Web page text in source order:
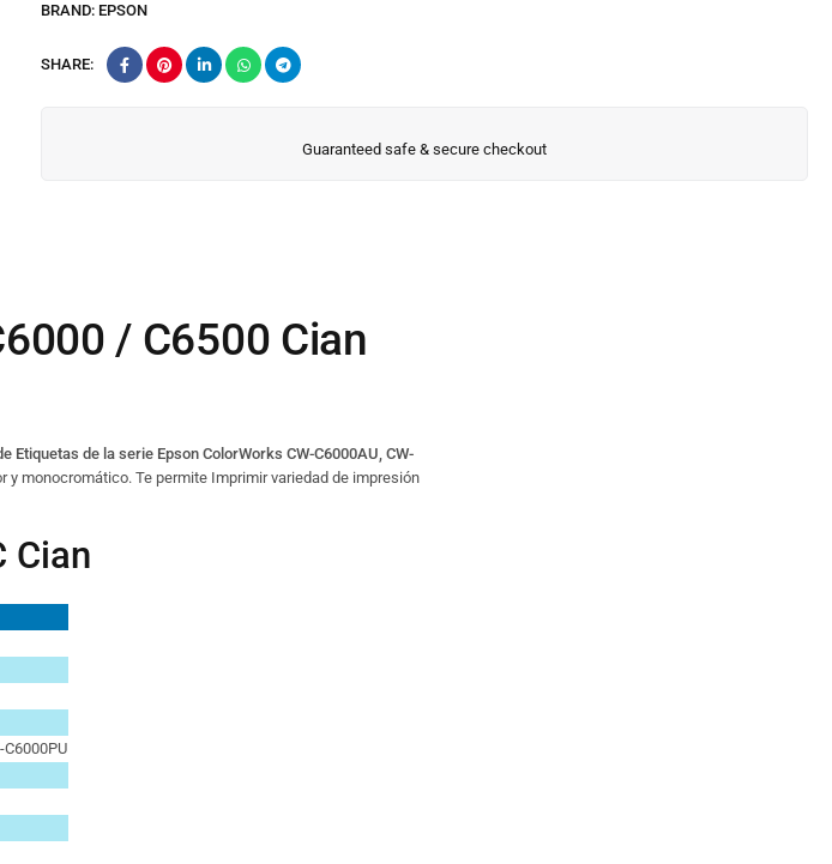
BRAND: EPSON
SHARE:
Guaranteed safe & secure checkout
/ C6500 Cian
Etiquetas de la serie Epson ColorWorks CW-C6000AU, CW-
y monocromático. Te permite Imprimir variedad de impresión
Cian
C6000PU